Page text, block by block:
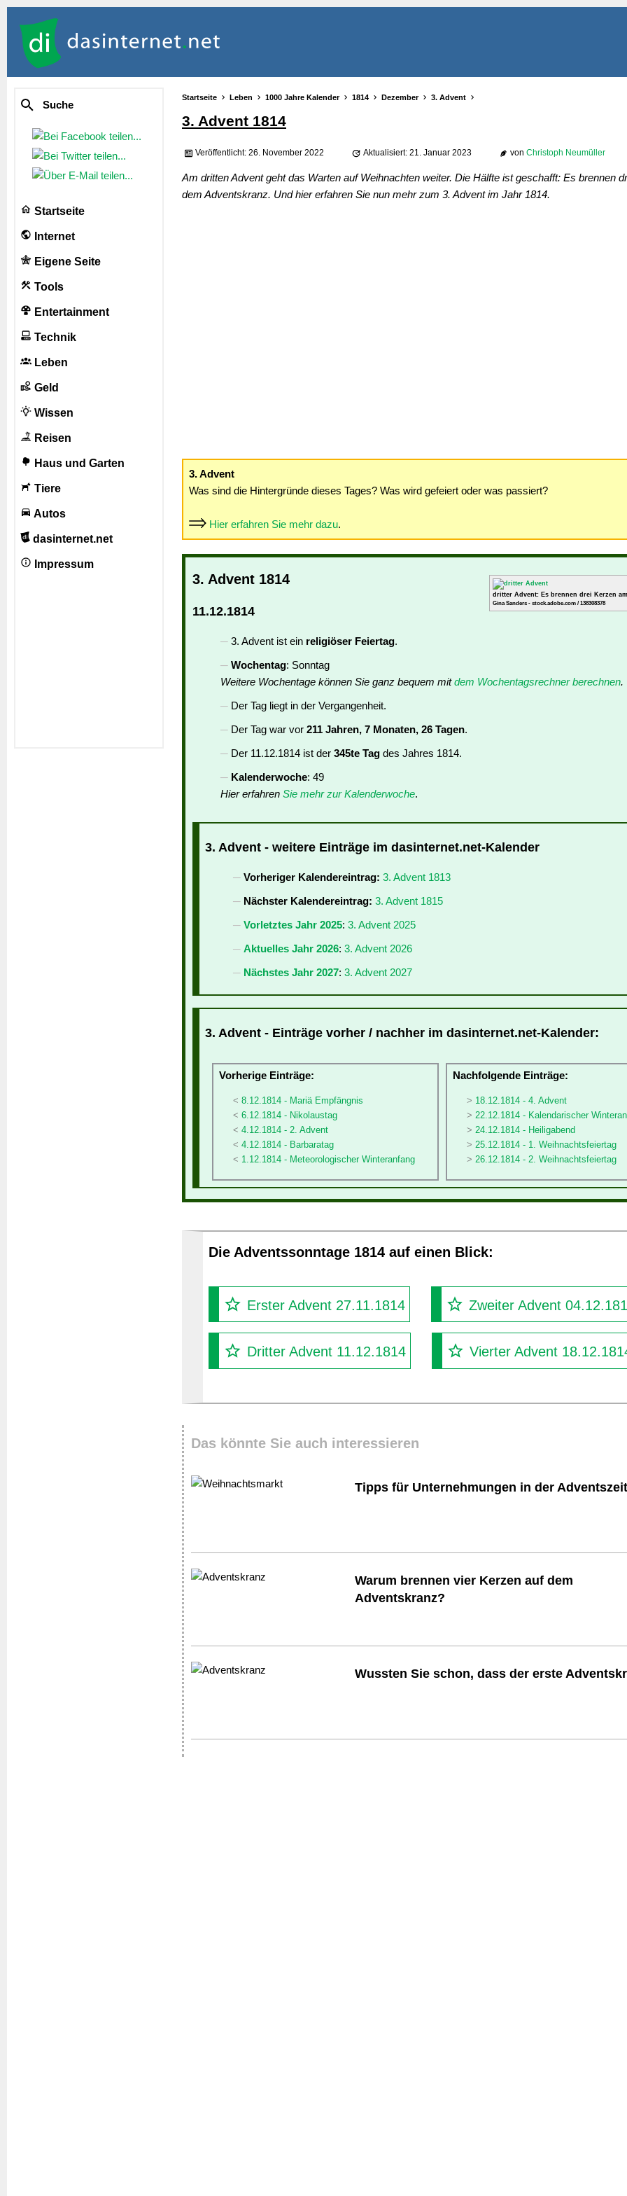
Suche
Startseite
Internet
Eigene Seite
Tools
Entertainment
Technik
Leben
Geld
Wissen
Reisen
Haus und Garten
Tiere
Autos
dasinternet.net
Impressum
Startseite Leben 1000 Jahre Kalender 1814 Dezember 3. Advent
3. Advent 1814
Veröffentlicht: 26. November 2022 Aktualisiert: 21. Januar 2023 von Christoph Neumüller
Am dritten Advent geht das Warten auf Weihnachten weiter. Die Hälfte ist geschafft: Es brennen
dem Adventskranz. Und hier erfahren Sie nun mehr zum 3. Advent im Jahr 1814.
3. Advent
Was sind die Hintergründe dieses Tages? Was wird gefeiert oder was passiert?
Hier erfahren Sie mehr dazu.
dritter Advent: Es brennen drei Kerzen
Gina Sanders - stock.adobe.com / 138308378
3. Advent 1814
11.12.1814
3. Advent ist ein religiöser Feiertag.
Wochentag: Sonntag
Weitere Wochentage können Sie ganz bequem mitdem Wochentagsrechner berechnen.
Der Tag liegt in der Vergangenheit.
Der Tag war vor 211 Jahren, 7 Monaten, 26 Tagen.
Der 11.12.1814 ist der 345te Tag des Jahres 1814.
Kalenderwoche: 49
Hier erfahren Sie mehr zur Kalenderwoche.
3. Advent - weitere Einträge im dasinternet.net-Kalender
Vorheriger Kalendereintrag: 3. Advent 1813
Nächster Kalendereintrag: 3. Advent 1815
Vorletztes Jahr 2025: 3. Advent 2025
Aktuelles Jahr 2026: 3. Advent 2026
Nächstes Jahr 2027: 3. Advent 2027
3. Advent - Einträge vorher / nachher im dasinternet.net-Kalender:
Vorherige Einträge:
8.12.1814 - Mariä Empfängnis
6.12.1814 - Nikolaustag
4.12.1814 - 2. Advent
4.12.1814 - Barbaratag
1.12.1814 - Meteorologischer Winteranfang
Nachfolgende Einträge:
18.12.1814 - 4. Advent
22.12.1814 - Kalendarischer
24.12.1814 - Heiligabend
25.12.1814 - 1. Weihnachtsfeiertag
26.12.1814 - 2. Weihnachtsfeiertag
Die Adventssonntage 1814 auf einen Blick:
Erster Advent 27.11.1814 Zweiter Advent
Dritter Advent 11.12.1814 Vierter Advent
Das könnte Sie auch interessieren
Tipps für Unternehmungen in der Adventszeit
Warum brennen vier Kerzen auf dem
Adventskranz?
Wussten Sie schon, dass der erste